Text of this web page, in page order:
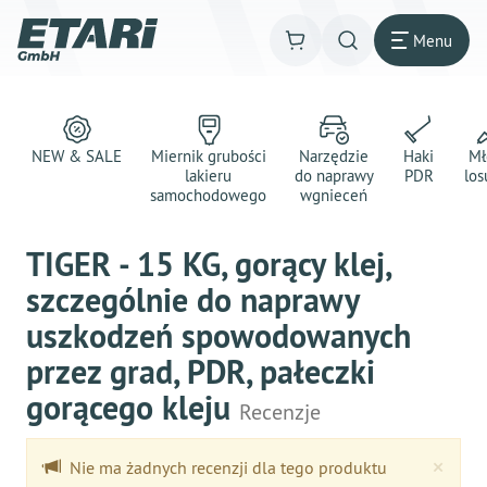
Menu
NEW & SALE
Miernik grubości
lakieru
samochodowego
Narzędzie
do naprawy
wgnieceń
Haki
PDR
TIGER - 15 KG, gorący klej,
szczególnie do naprawy
uszkodzeń spowodowanych
przez grad, PDR, pałeczki
gorącego kleju Recenzje
×
Nie ma żadnych recenzji dla tego produktu